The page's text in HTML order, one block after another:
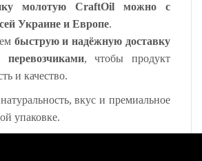
молотую CraftOil
можно с
Украине и Европе.
быструю и надёжную доставку
, чтобы продукт
и качество.
вкус и премиальное
упаковке.